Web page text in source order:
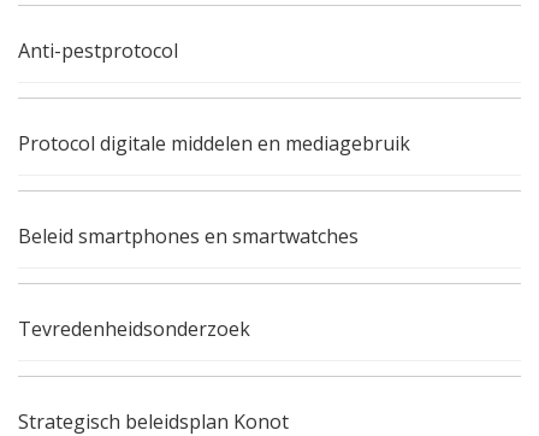
Anti-pestprotocol
Protocol digitale middelen en mediagebruik
Beleid smartphones en smartwatches
Tevredenheidsonderzoek
Strategisch beleidsplan Konot